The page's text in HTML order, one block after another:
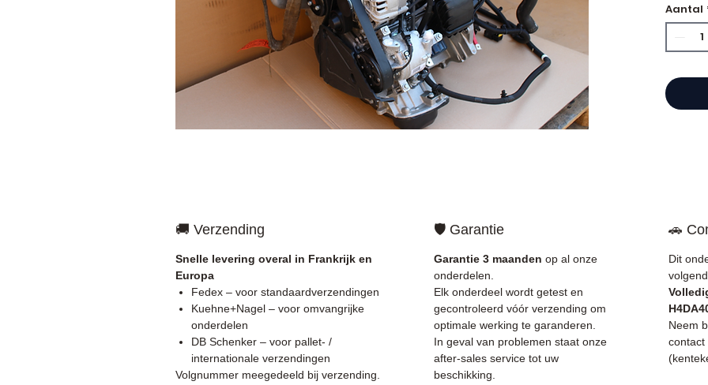
⭐
✅
✅ 3
✅
Aantal
🚚 Verzending
Snelle levering overal in Frankrijk en
Europa
Fedex – voor standaardverzendingen
Kuehne+Nagel – voor omvangrijke
onderdelen
DB Schenker – voor pallet- /
internationale verzendingen
Volgnummer meegedeeld bij verzending.
🛡️ Garantie
Garantie 3 maanden op al onze
onderdelen.
Elk onderdeel wordt getest en
gecontroleerd vóór verzending om
optimale werking te garanderen.
In geval van problemen staat onze
after-sales service tot uw
beschikking.
🚗
Dit
Neem
contact